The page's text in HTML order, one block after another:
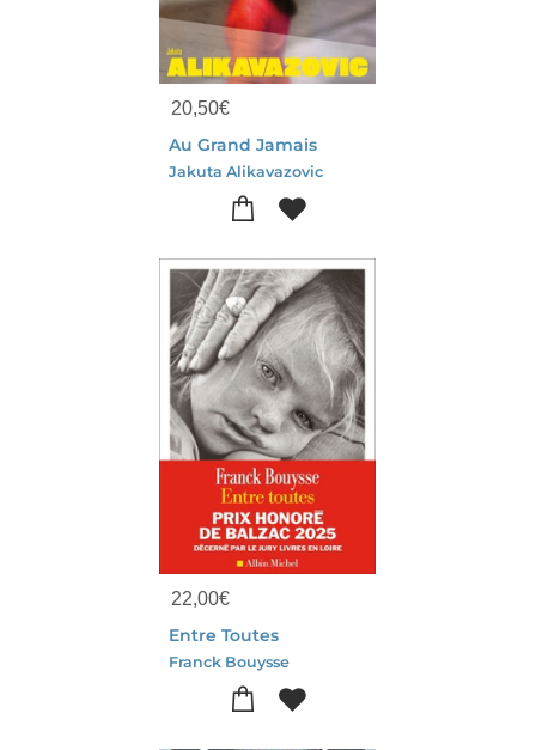
20,50€
Au Grand Jamais
Jakuta Alikavazovic
22,00€
Entre Toutes
Franck Bouysse